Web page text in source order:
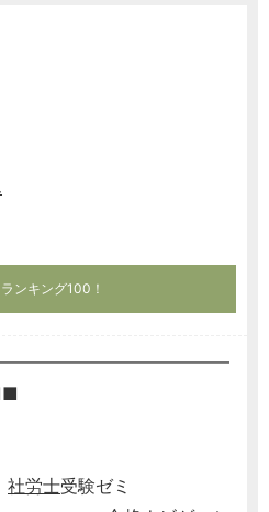
ンキング100！
社労士受験ゼミ